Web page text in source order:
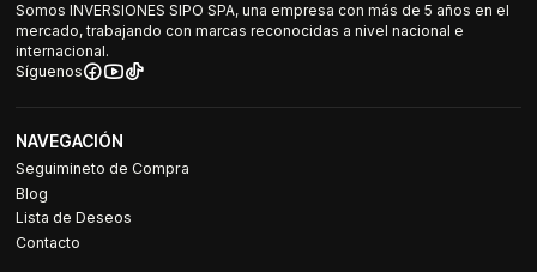
Somos INVERSIONES SIPO SPA, una empresa con más de 5 años en el
mercado, trabajando con marcas reconocidas a nivel nacional e
internacional.
Síguenos
NAVEGACIÓN
Seguimineto de Compra
Blog
Lista de Deseos
Contacto